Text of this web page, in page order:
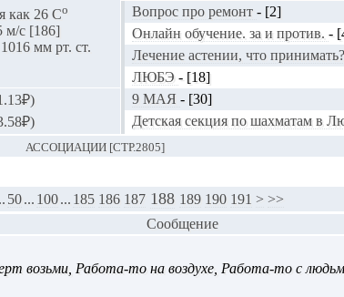
как 26 Сo
м/с [186]
мм рт. ст.
Вопрос про ремонт - [2]
Онлайн обучение. за и против. -
Лечение астении, что
ЛЮБЭ - [18]
9 МАЯ - [30]
Детская секция по шахматам в
АССОЦИАЦИИ [СТР.2805]
50... 100... 185 186 187 188 189 190 191 > >>
Сообщение
возьми, Работа-то на воздухе, Работа-то с